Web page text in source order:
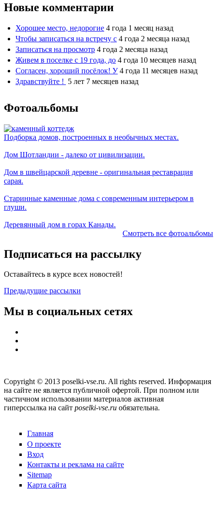
Новые комментарии
Хорошее место, недорогие 4 года 1 месяц назад
Чтобы записаться на встречу с 4 года 2 месяца назад
Записаться на просмотр 4 года 2 месяца назад
Живем в поселке с 19 года, до 4 года 10 месяцев назад
Согласен, хороший посёлок! У 4 года 11 месяцев назад
Здравствуйте ! 5 лет 7 месяцев назад
Фотоальбомы
Подборка домов, построенных в необычных местах.
Дом Шотландии - далеко от цивилизации.
Дом в швейцарской деревне - оригинальная реставрация
сарая.
Старинные каменные дома с современным интерьером в
глуши.
Деревянный дом в горах Канады.
Смотреть все фотоальбомы
Подписаться на рассылку
Оставайтесь в курсе всех новостей!
Предыдущие рассылки
Мы в социальных сетях
Copyright © 2013 poselki-vse.ru. All rights reserved. Информация
на сайте не является публичной офертой. При полном или
частичном использовании материалов активная
гиперссылка на сайт poselki-vse.ru​ обязательна.
Главная
О проекте
Вход
Контакты и реклама на сайте
Sitemap
Карта сайта